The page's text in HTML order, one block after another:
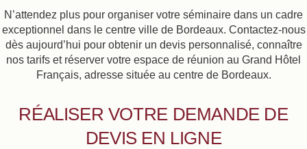
N’attendez plus pour organiser votre séminaire dans un cadre
exceptionnel dans le centre ville de Bordeaux. Contactez-nous
dès aujourd’hui pour obtenir un devis personnalisé, connaître
nos tarifs et réserver votre espace de réunion au Grand Hôtel
Français, adresse située au centre de Bordeaux.
RÉALISER VOTRE DEMANDE DE
DEVIS EN LIGNE